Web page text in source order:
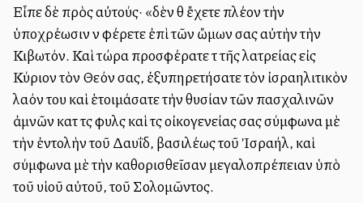
Εἶπε δὲ πρὸς αὐτούς· «δὲν θὰ ἔχετε πλέον τὴν
ὑποχρέωσιν νὰ φέρετε ἐπὶ τῶν ὤμων σας αὐτὴν τὴν
Κιβωτόν. Καὶ τώρα προσφέρατε τὰ τῆς λατρείας εἰς
Κύριον τὸν Θεόν σας, ἐξυπηρετήσατε τὸν ἰσραηλιτικὸν
λαόν του καὶ ἑτοιμάσατε τὴν θυσίαν τῶν πασχαλινῶν
ἀμνῶν κατὰ τὰς φυλὰς καὶ τὰς οἰκογενείας σας σύμφωνα μὲ
τὴν ἐντολὴν τοῦ Δαυΐδ, βασιλέως τοῦ Ἰσραήλ, καὶ
σύμφωνα μὲ τὴν καθορισθεῖσαν μεγαλοπρέπειαν ὑπὸ
τοῦ υἱοῦ αὐτοῦ, τοῦ Σολομῶντος.